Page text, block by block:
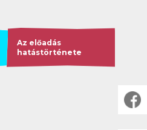
Az előadás
hatástörténete